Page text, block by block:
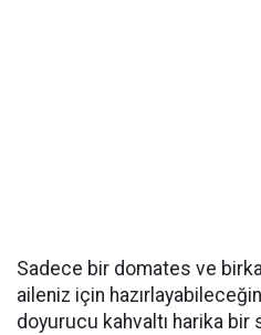
Sadece bir domates ve
aileniz için
doyurucu kahvaltı harika bir